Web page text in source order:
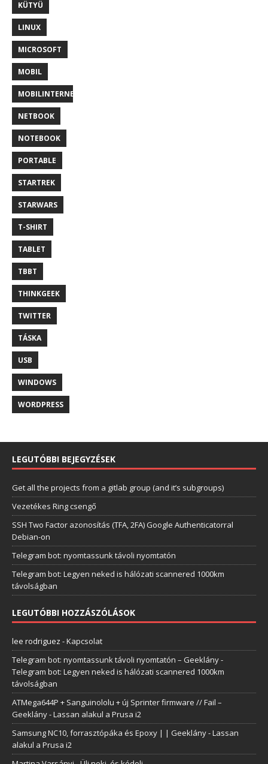
KÜTYÜ
LINUX
MICROSOFT
MOBIL
MOBILINTERNET
NETBOOK
NOTEBOOK
PORTABLE
STARTREK
STARWARS
T-SHIRT
TABLET
TBBT
THINKGEEK
TWITTER
TÁSKA
USB
WINDOWS
WORDPRESS
LEGUTÓBBI BEJEGYZÉSEK
Get all the projects from a gitlab group (and it’s subgroups)
Vezetékes Ring csengő
SSH Two Factor azonosítás (TFA, 2FA) Google Authenticatorral
Debian-on
Telegram bot: nyomtassunk távoli nyomtatón
Telegram bot: Legyen neked is hálózati scannered 1000km
távolságban
LEGUTÓBBI HOZZÁSZÓLÁSOK
lee rodriguez -Kapcsolat
Telegram bot: nyomtassunk távoli nyomtatón – Geeklány-
Telegram bot: Legyen neked is hálózati scannered 1000km
távolságban
ATMega644P + Sanguinololu + új Sprinter firmware // Fail –
Geeklány-Lassan alakul a Prusa i2
Samsung NC10, forrasztópáka és Epoxy | | Geeklány-Lassan
alakul a Prusa i2